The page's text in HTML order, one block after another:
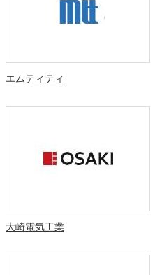
エムティティ
大崎電気工業